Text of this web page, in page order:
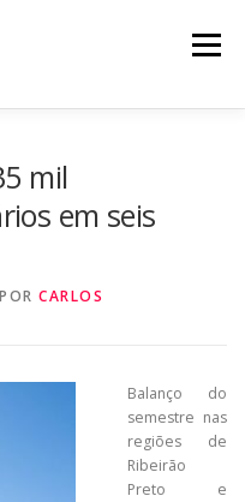
Menu
mil
em seis
POR CARLOS
Balanço do
semestre nas
regiões de
Ribeirão
Preto e